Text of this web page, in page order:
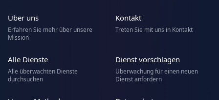
Über uns
Erfahren Sie mehr über unsere
Mission
Kontakt
Treten Sie mit uns in Kontakt
Alle Dienste
Alle überwachten Dienste
durchsuchen
Dienst vorschlagen
Überwachung für einen neuen
Dienst anfordern